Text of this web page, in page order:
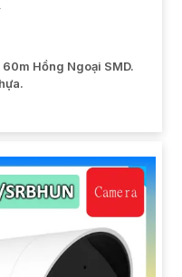
Hồng Ngoại SMD.